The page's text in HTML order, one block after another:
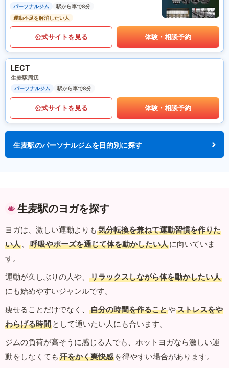
パーソナルジム
駅から車で8分
運動不足を解消したい人
公式サイトを見る 体験・相談予約
LECT
生麦駅周辺
パーソナルジム 駅から車で8分
公式サイトを見る 体験・相談予約
生麦駅のパーソナルジムを目的別に探す
生麦駅のヨガを探す
ヨガは、激しい運動よりも 気分転換を兼ねて運動習慣を作りた
い人 、 呼吸やポーズを通じて体を動かしたい人に向いていま
す。
運動が久しぶりの人や、
リラックスしながら体を動かしたい人
にも始めやすいジャンルです。
痩せることだけでなく、
自分の時間を作ることやストレスをや
わらげる時間 として通いたい人にも合います。
ジムの負荷が高そうに感じる人でも、ホットヨガなら激しい運
動をしなくても 汗をかく爽快感 を得やすい場合があります。